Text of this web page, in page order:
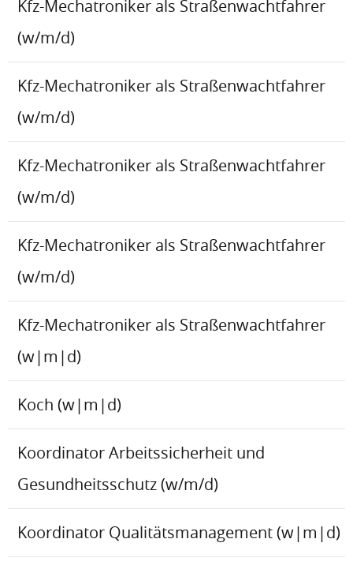
Kfz-Mechatroniker als Straßenwachtfahrer
(w/m/d)
Kfz-Mechatroniker als Straßenwachtfahrer
(w/m/d)
Kfz-Mechatroniker als Straßenwachtfahrer
(w/m/d)
Kfz-Mechatroniker als Straßenwachtfahrer
(w/m/d)
Kfz-Mechatroniker als Straßenwachtfahrer
(w|m|d)
Koch (w|m|d)
Koordinator Arbeitssicherheit und
Gesundheitsschutz (w/m/d)
Koordinator Qualitätsmanagement (w|m|d)